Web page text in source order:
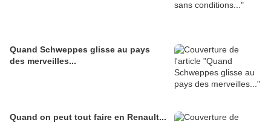
Quand Schweppes glisse au pays
des merveilles...
Quand on peut tout faire en Renault...